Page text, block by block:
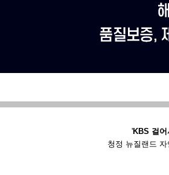
'KBS 걸어
청정 뉴질랜드